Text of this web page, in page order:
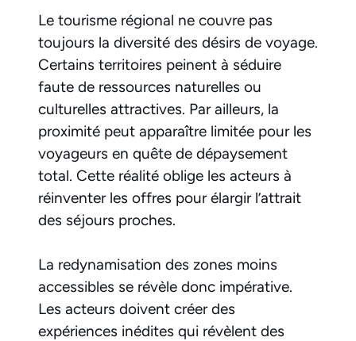
Le tourisme régional ne couvre pas
toujours la diversité des désirs de voyage.
Certains territoires peinent à séduire
faute de ressources naturelles ou
culturelles attractives. Par ailleurs, la
proximité peut apparaître limitée pour les
voyageurs en quête de dépaysement
total. Cette réalité oblige les acteurs à
réinventer les offres pour élargir l’attrait
des séjours proches.
La redynamisation des zones moins
accessibles se révèle donc impérative.
Les acteurs doivent créer des
expériences inédites qui révèlent des